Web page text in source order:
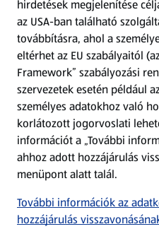
Árcsökkentés
Adattörlő alkalmazás
Szervizpont
(új oldalon nyílik meg)
Fedezz fel minket az
Töltsd le az ALDI
hirdetések megjelenítése
az USA-ban található
továbbításra, ahol a
eltérhet az EU szabályaitól
Framework” szabályozási
szervezetek esetén például
személyes adatokhoz való
korlátozott jogorvoslati
információt a „További
ahhoz adott hozzájárulás
menüpont alatt talál.
További információk az
hozzájárulás